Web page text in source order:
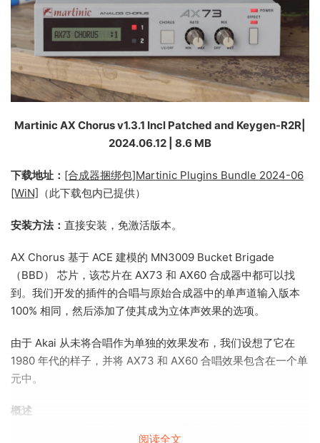
Martinic AX Chorus v1.3.1 Incl Patched and Keygen-R2R|
2024.06.12 | 8.6 MB
下载地址： [合成器捆绑包]Martinic Plugins Bundle 2024-06
[WiN] （此下载包内已提供）
安装方法： 直接安装，免激活版本。
AX Chorus 基于 ACE 建模的 MN3009 Bucket Brigade
（BBD） 芯片，该芯片在 AX73 和 AX60 合成器中都可以找
到。我们开发的插件的合唱与原始合成器中的单声道输入版本
100% 相同，然后添加了使其成为立体声效果的选项。
由于 Akai 从未将合唱作为单独的效果发布，我们设想了它在
1980 年代的样子，并将 AX73 和 AX60 合唱效果包含在一个单
元中。
概述
阅读全文